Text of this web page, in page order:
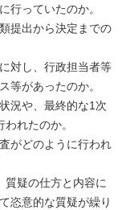
行っていたのか。
提出から決定までの
対し、行政担当者等
等があったのか。
況や、最終的な1次
れたのか。
がどのように行われ
質疑の仕方と内容に
恣意的な質疑が繰り